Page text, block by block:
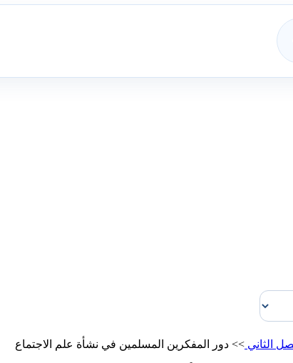
الثاني >> دور المفكرين المسلمين في نشأة علم الاجتماع